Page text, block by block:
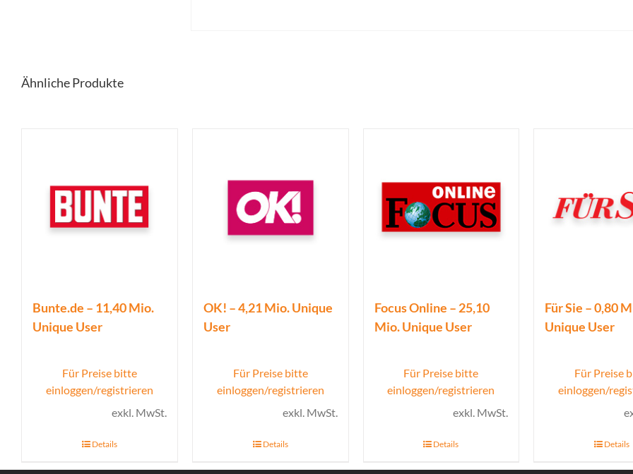
Ähnliche Produkte
Bunte.de – 11,40 Mio.
Unique User
Für Preise bitte
einloggen/registrieren
exkl. MwSt.
Details
OK! – 4,21 Mio. Unique
User
Für Preise bitte
einloggen/registrieren
exkl. MwSt.
Details
Focus Online – 25,10
Mio. Unique User
Für Preise bitte
einloggen/registrieren
exkl. MwSt.
Details
Für Sie – 0,80
Unique User
Für Preise
einloggen/
Details